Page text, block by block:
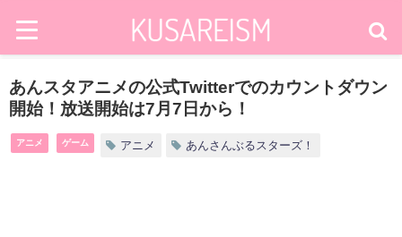
あんスタアニメの公式Twitterでのカウントダウン
開始！放送開始は7月7日から！
アニメ ゲーム アニメ あんさんぶるスターズ！